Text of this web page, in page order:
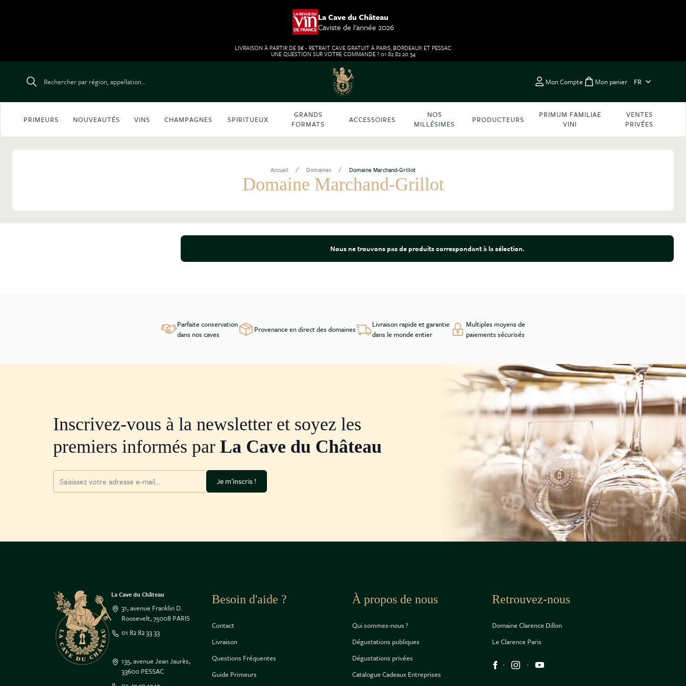
La Cave du Château
Caviste de l'année 2026
LIVRAISON À PARTIR DE 8€ - RETRAIT CAVE GRATUIT À PARIS, BORDEAUX ET PESSAC
UNE QUESTION SUR VOTRE COMMANDE ? 01 82 82 20 34
Rechercher par région, appellation... Mon Compte Toggle minicart,
Mon panier FR
PRIMEURS NOUVEAUTÉS VINS CHAMPAGNES SPIRITUEUX
GRANDS
FORMATS
ACCESSOIRES
NOS
MILLÉSIMES
PRODUCTEURS
PRIMUM FAMILIAE
VINI
VENTES
PRIVÉES
Accueil / Domaines / Domaine Marchand-Grillot
Domaine Marchand-Grillot
Nous ne trouvons pas de produits correspondant à la sélection.
Parfaite conservation
dans nos caves
Provenance en direct des domaines
Livraison rapide et garantie
dans le monde entier
Multiples moyens de
paiements sécurisés
Inscrivez-vous à la newsletter et soyez les
premiers informés par La Cave du Château
Je m’inscris !
La Cave du Château
31, avenue Franklin D.
Roosevelt, 75008 PARIS
01 82 82 33 33
135, avenue Jean Jaurès,
33600 PESSAC
Besoin d'aide ?
Contact
Livraison
Questions Fréquentes
Guide Primeurs
À propos de nous
Qui sommes-nous ?
Dégustations publiques
Dégustations privées
Catalogue Cadeaux Entreprises
Retrouvez-nous
Domaine Clarence Dillon
Le Clarence Paris
Réseaux sociaux